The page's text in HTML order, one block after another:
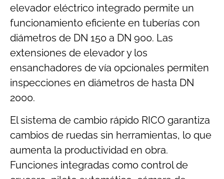
elevador eléctrico integrado permite un
funcionamiento eficiente en tuberías con
diámetros de DN 150 a DN 900. Las
extensiones de elevador y los
ensanchadores de vía opcionales permiten
inspecciones en diámetros de hasta DN
2000.
El sistema de cambio rápido RICO garantiza
cambios de ruedas sin herramientas, lo que
aumenta la productividad en obra.
Funciones integradas como control de